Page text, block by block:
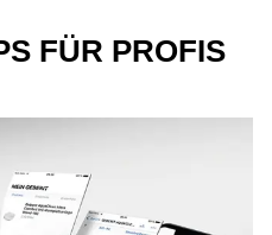
FÜR PROFIS